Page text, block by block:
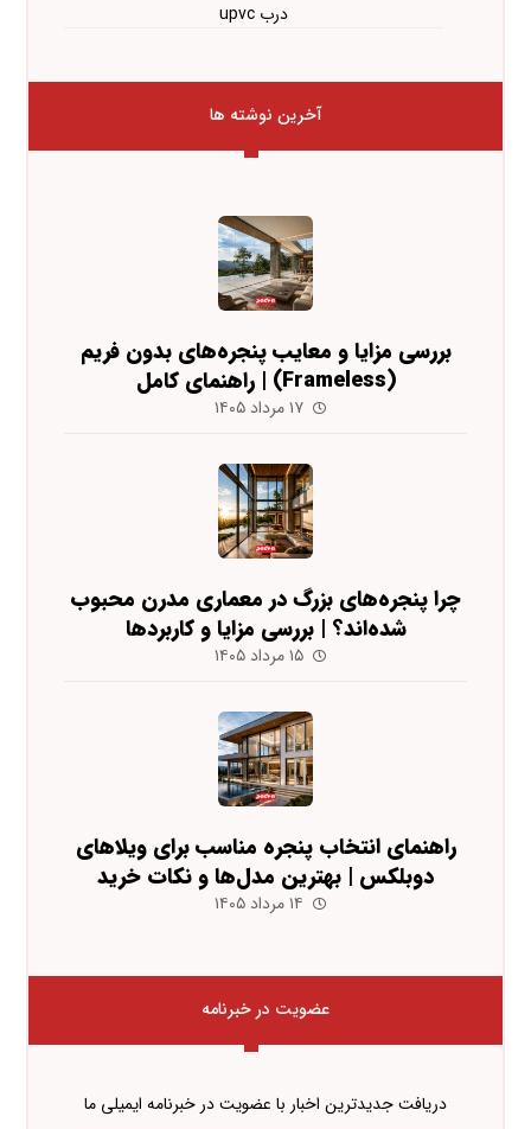
درب upvc
آخرین نوشته ها
بررسی مزایا و معایب پنجره‌های بدون فریم
(Frameless) | راهنمای کامل
۱۷ مرداد ۱۴۰۵
چرا پنجره‌های بزرگ در معماری مدرن محبوب
شده‌اند؟ | بررسی مزایا و کاربردها
۱۵ مرداد ۱۴۰۵
راهنمای انتخاب پنجره مناسب برای ویلاهای
دوبلکس | بهترین مدل‌ها و نکات خرید
۱۴ مرداد ۱۴۰۵
عضویت در خبرنامه
دریافت جدیدترین اخبار با عضویت در خبرنامه ایمیلی ما